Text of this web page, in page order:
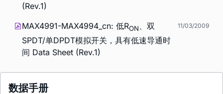
(Rev.1)
MAX4991-MAX4994_cn: 低RON
、双
SPDT/单DPDT模拟开关，具有低速导通时
间 Data Sheet (Rev.1)
11/03/2009
数据手册